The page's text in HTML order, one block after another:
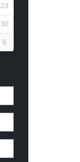
23
30
6